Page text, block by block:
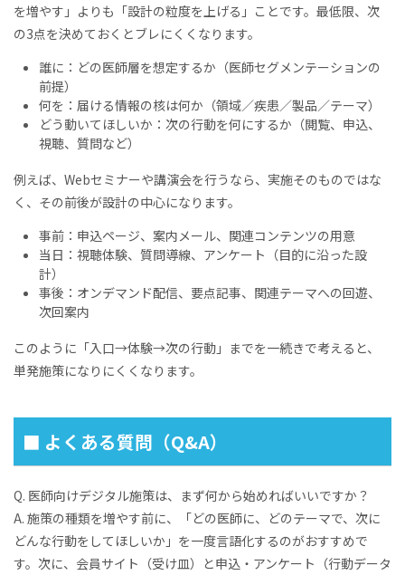
を増やす」よりも「設計の粒度を上げる」ことです。最低限、次
の3点を決めておくとブレにくくなります。
誰に：どの医師層を想定するか（医師セグメンテーションの
前提）
何を：届ける情報の核は何か（領域／疾患／製品／テーマ）
どう動いてほしいか：次の行動を何にするか（閲覧、申込、
視聴、質問など）
例えば、Webセミナーや講演会を行うなら、実施そのものではな
く、その前後が設計の中心になります。
事前：申込ページ、案内メール、関連コンテンツの用意
当日：視聴体験、質問導線、アンケート（目的に沿った設
計）
事後：オンデマンド配信、要点記事、関連テーマへの回遊、
次回案内
このように「入口→体験→次の行動」までを一続きで考えると、
単発施策になりにくくなります。
■ よくある質問（Q&A）
Q. 医師向けデジタル施策は、まず何から始めればいいですか？
A. 施策の種類を増やす前に、「どの医師に、どのテーマで、次に
どんな行動をしてほしいか」を一度言語化するのがおすすめで
す。次に、会員サイト（受け皿）と申込・アンケート（行動データ